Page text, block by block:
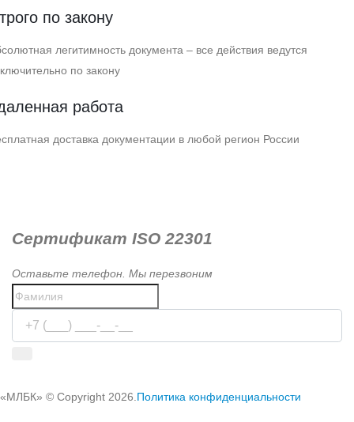
по закону
легитимность документа – все действия ведутся
по закону
работа
доставка документации в любой регион России
Сертификат ISO 22301
Оставьте телефон. Мы перезвоним
«МЛБК» © Copyright 2026. Политика конфиденциальности